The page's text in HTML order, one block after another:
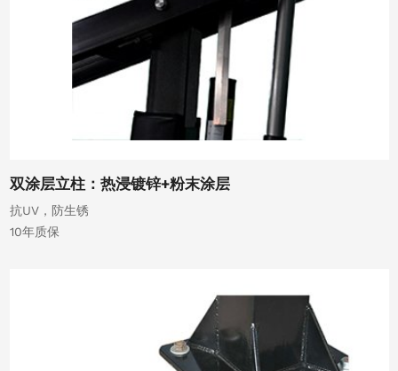
双涂层立柱：热浸镀锌+粉末涂层
抗UV，防生锈
10年质保